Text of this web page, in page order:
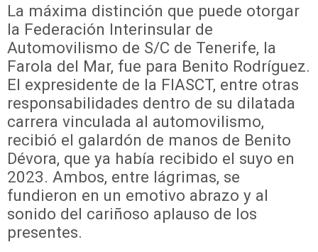
La máxima distinción que puede otorgar
la Federación Interinsular de
Automovilismo de S/C de Tenerife, la
Farola del Mar, fue para Benito Rodríguez.
El expresidente de la FIASCT, entre otras
responsabilidades dentro de su dilatada
carrera vinculada al automovilismo,
recibió el galardón de manos de Benito
Dévora, que ya había recibido el suyo en
2023. Ambos, entre lágrimas, se
fundieron en un emotivo abrazo y al
sonido del cariñoso aplauso de los
presentes.